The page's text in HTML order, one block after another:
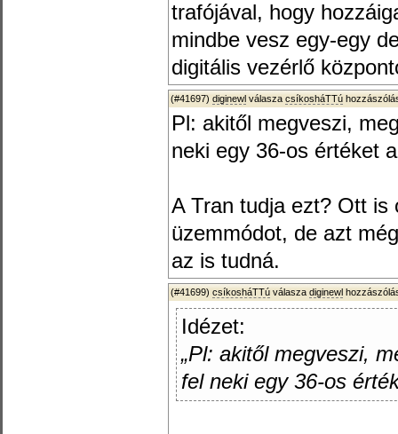
trafójával, hogy
mindbe vesz egy-egy
digitális vezérlő
(#41697) diginewl válasza csíkosháTTú
Pl: akitől megveszi,
neki egy 36-os értéket
A Tran tudja ezt? Ott is
üzemmódot, de azt
az is tudná.
(#41699) csíkosháTTú válasza diginewl
Idézet:
„Pl: akitől megveszi,
fel neki egy 36-os